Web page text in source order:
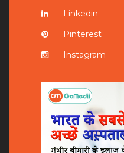
Linkedin
Pinterest
Instagram